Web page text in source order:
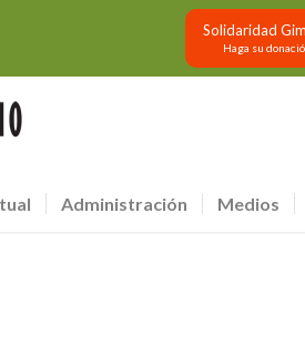
Solidaridad
Haga su
Administración Medios